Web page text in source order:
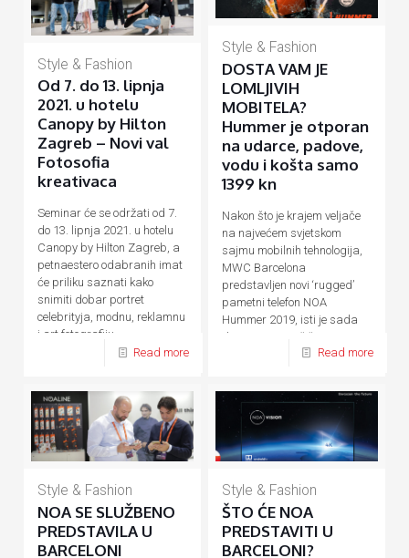
Style & Fashion
Od 7. do 13. lipnja
2021. u hotelu
Canopy by Hilton
Zagreb – Novi val
Fotosofia
kreativaca
Seminar će se održati od 7.
do 13. lipnja 2021. u hotelu
Canopy by Hilton Zagreb, a
petnaestero odabranih imat
će priliku saznati kako
snimiti dobar portret
celebrityja, modnu, reklamnu
i art fotografiju.
Read more
Style & Fashion
DOSTA VAM JE
LOMLJIVIH
MOBITELA?
Hummer je otporan
na udarce, padove,
vodu i košta samo
1399 kn
Nakon što je krajem veljače
na najvećem svjetskom
sajmu mobilnih tehnologija,
MWC Barcelona
predstavljen novi ‘rugged’
pametni telefon NOA
Hummer 2019, isti je sada
dostupan na tržištu. Za sve
Read more
Style & Fashion
NOA SE SLUŽBENO
PREDSTAVILA U
BARCELONI
Style & Fashion
ŠTO ĆE NOA
PREDSTAVITI U
BARCELONI?